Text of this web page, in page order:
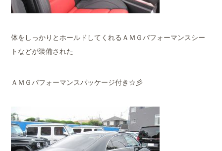
体をしっかりとホールドしてくれるＡＭＧパフォーマンスシー
トなどが装備された
ＡＭＧパフォーマンスパッケージ付き☆彡